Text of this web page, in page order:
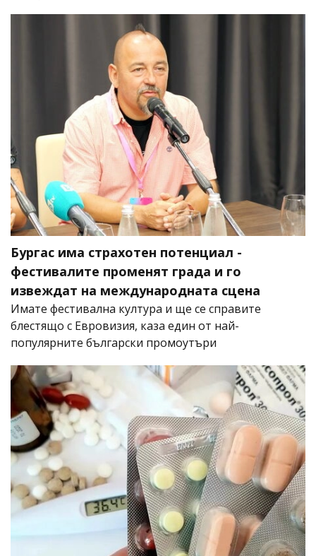
Бургас има страхотен потенциал -
фестивалите променят града и го
извеждат на международната сцена
Имате фестивална култура и ще се справите
блестящо с Евровизия, каза един от най-
популярните български промоутъри